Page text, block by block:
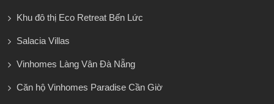
Khu đô thị Eco Retreat Bến Lức
Salacia Villas
Vinhomes Làng Vân Đà Nẵng
Căn hộ Vinhomes Paradise Cần Giờ